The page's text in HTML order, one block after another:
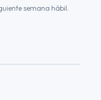
semana hábil.